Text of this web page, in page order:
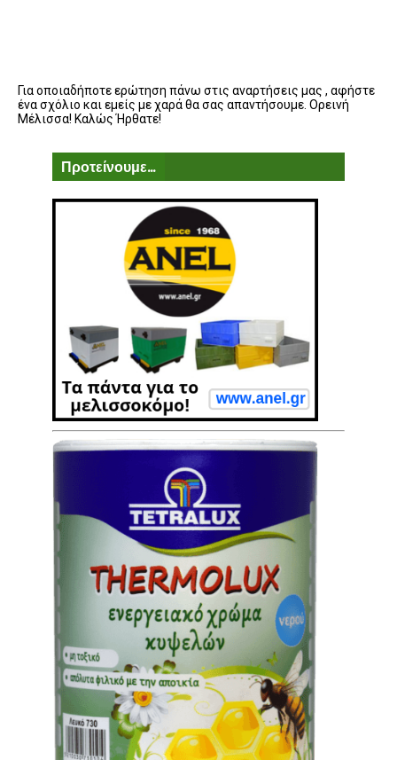
Για οποιαδήποτε ερώτηση πάνω στις αναρτήσεις μας , αφήστε
ένα σχόλιο και εμείς με χαρά θα σας απαντήσουμε. Ορεινή
Μέλισσα! Καλώς Ήρθατε!
Προτείνουμε...